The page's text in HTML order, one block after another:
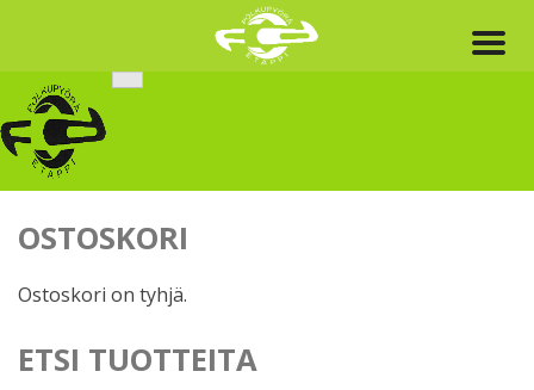
content
OSTOSKORI
Ostoskori on tyhjä.
ETSI TUOTTEITA